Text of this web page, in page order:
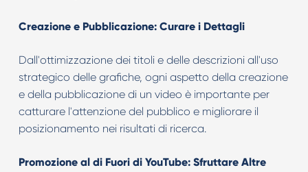
Creazione e Pubblicazione: Curare i Dettagli
Dall'ottimizzazione dei titoli e delle descrizioni all'uso
strategico delle grafiche, ogni aspetto della creazione
e della pubblicazione di un video è importante per
catturare l'attenzione del pubblico e migliorare il
posizionamento nei risultati di ricerca.
Promozione al di Fuori di YouTube: Sfruttare Altre